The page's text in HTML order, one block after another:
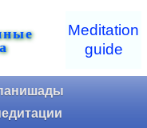
Meditation
guide